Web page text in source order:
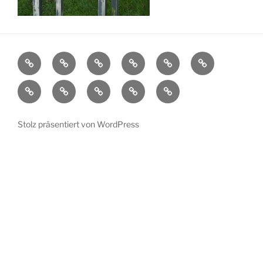
AktuellesOrtsplan
Übersicht
KunstorteKünstlerBühnenprogramm
Impressionen
Verein Pressespiegel
Kontakt Datenschutzerklärung
Impressum
Stolz präsentiert von WordPress